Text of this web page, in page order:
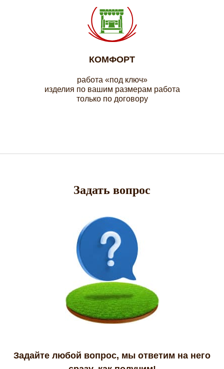
КОМФОРТ
работа «под ключ»
изделия по вашим размерам работа
только по договору
Задать вопрос
Задайте любой вопрос, мы ответим на него